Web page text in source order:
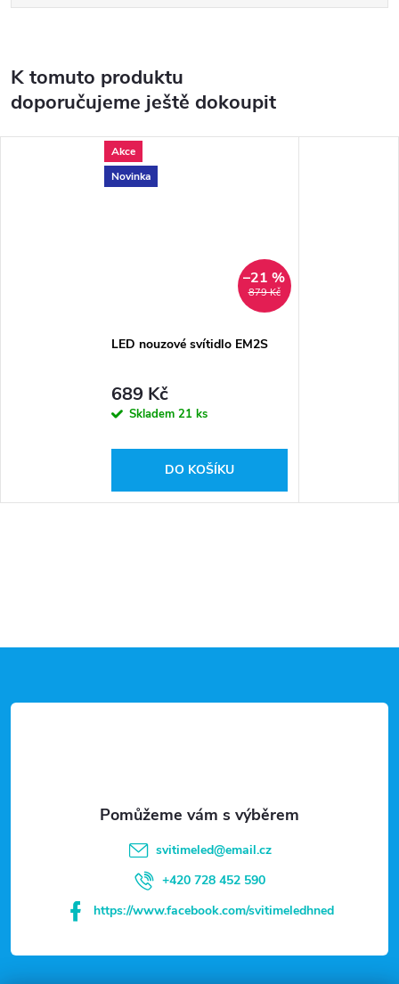
K tomuto produktu
doporučujeme ještě dokoupit
Akce
Novinka
879 Kč
–21 %
LED nouzové svítidlo EM2S
689 Kč
Skladem 21 ks
DO KOŠÍKU
á
svitimeled@email.cz
+420 728 452 590
https://www.facebook.com/svitimeledhned